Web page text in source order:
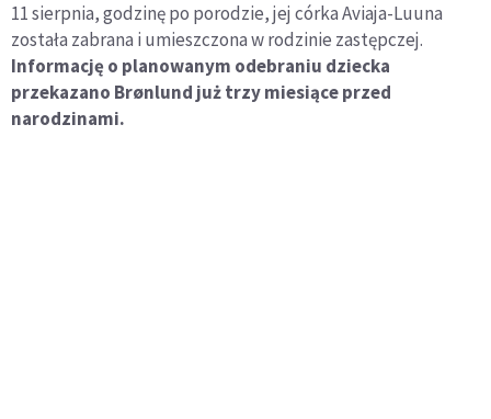
11 sierpnia, godzinę po porodzie, jej córka Aviaja-Luuna
została zabrana i umieszczona w rodzinie zastępczej.
Informację o planowanym odebraniu dziecka
przekazano Brønlund już trzy miesiące przed
narodzinami.